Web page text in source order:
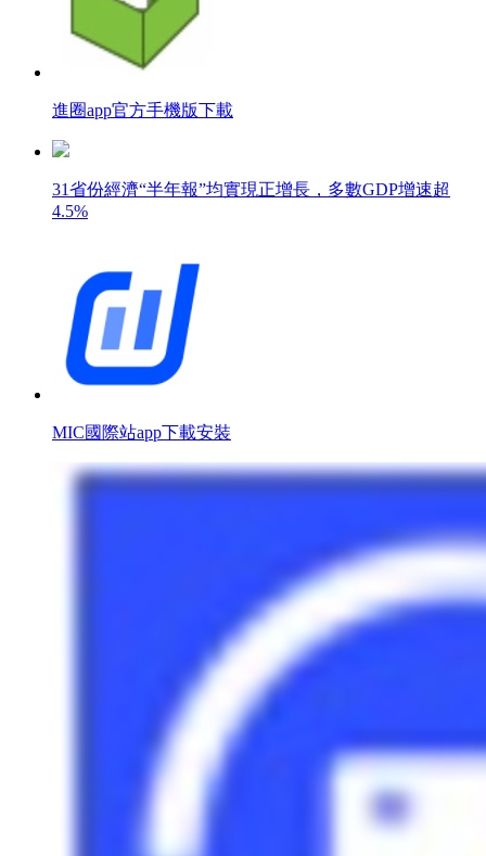
進圈app官方手機版下載
31省份經濟“半年報”均實現正增長，多數GDP增速超
4.5%
MIC國際站app下載安裝